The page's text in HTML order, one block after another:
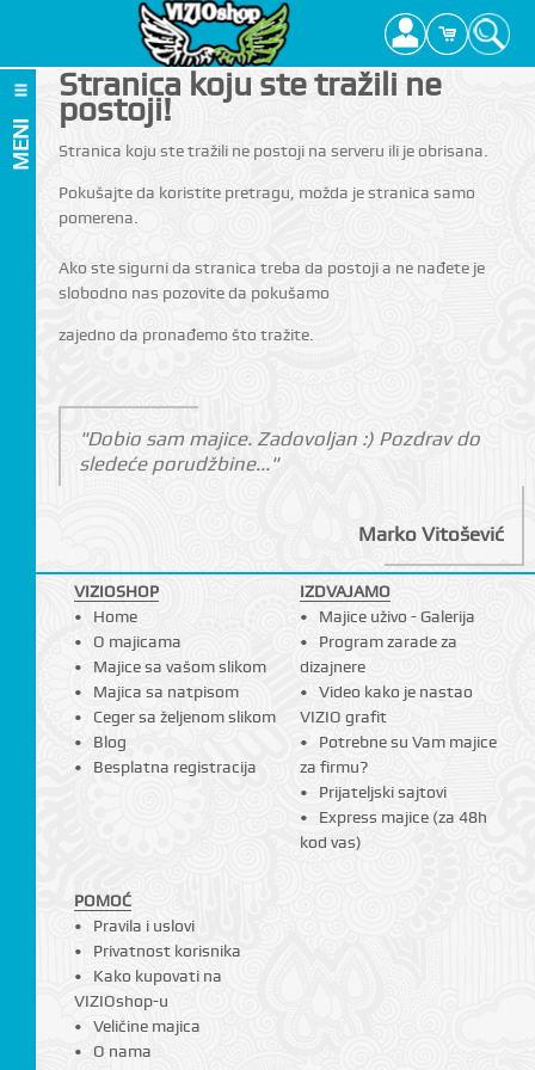
MENI
Stranica koju ste tražili ne
postoji!
Stranica koju ste tražili ne postoji na serveru ili je obrisana.
Pokušajte da koristite pretragu, možda je stranica samo
pomerena.
Ako ste sigurni da stranica treba da postoji a ne nađete je
slobodno nas pozovite da pokušamo
zajedno da pronađemo što tražite.
"Dobio sam majice. Zadovoljan :) Pozdrav do
sledeće porudžbine..."
Marko Vitošević
VIZIOSHOP
Home
O majicama
Majice sa vašom slikom
Majica sa natpisom
Ceger sa željenom slikom
Blog
Besplatna registracija
IZDVAJAMO
Majice uživo - Galerija
Program zarade za
dizajnere
Video kako je nastao
VIZIO grafit
Potrebne su Vam majice
za firmu?
Prijateljski sajtovi
Express majice (za 48h
kod vas)
POMOĆ
Pravila i uslovi
Privatnost korisnika
Kako kupovati na
VIZIOshop-u
Veličine majica
O nama